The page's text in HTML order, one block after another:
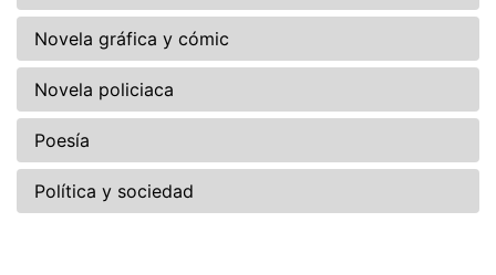
Novela gráfica y cómic
Novela policiaca
Poesía
Política y sociedad